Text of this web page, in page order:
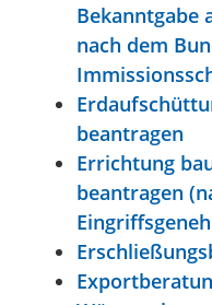
Bekanntgabe
nach dem
beantragen
Errichtung
beantragen